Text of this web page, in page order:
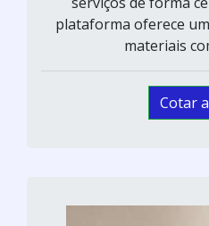
plataforma oferece
materiais
Cotar